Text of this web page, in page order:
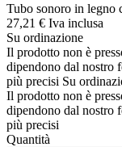
Tubo sonoro in legno
27,21 € Iva inclusa
Su ordinazione
Il prodotto non è
dipendono dal nostro
più precisi Su
Il prodotto non è
dipendono dal nostro
più precisi
Quantità